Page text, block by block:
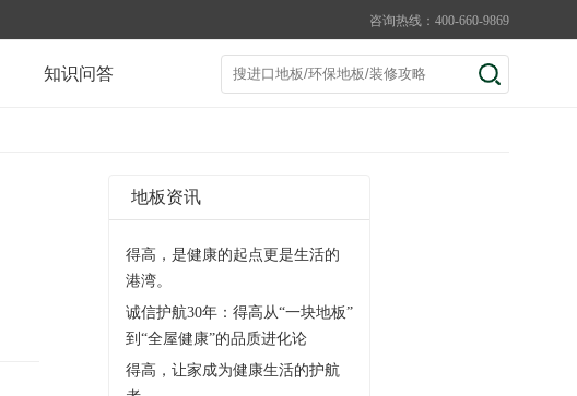
咨询热线：400-660-9869
知识问答
地板资讯
得高，是健康的起点更是生活的
港湾。
诚信护航30年：得高从“一块地板”
到“全屋健康”的品质进化论
得高，让家成为健康生活的护航